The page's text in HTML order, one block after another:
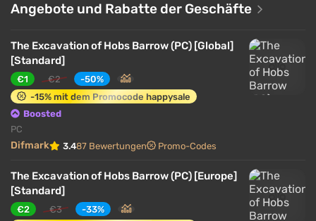
einem langsamen, ansteigenden Suspense im Geiste
Monster und Schreckmomente — die hauptsächliche
Bedrohung schwebt in der Luft des Dorfes, in seinen
Ritualen und unausgesprochenen Geheimnissen.
Angebote und Rabatte der Geschäfte
The Excavation of Hobs Barrow (PC) [Global]
[Standard]
€1 €2
-50%
-15% mit dem Promocode happysale
Boosted
PC
Difmark 3.487 Bewertungen Promo-Codes
The Excavation of Hobs Barrow (PC) [Europe]
[Standard]
€2 €3
-33%